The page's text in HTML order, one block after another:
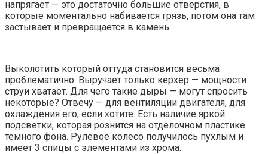
напрягает — это достаточно большие отверстия, в
которые моментально набивается грязь, потом она там
застывает и превращается в камень.
Выколотить который оттуда становится весьма
проблематично. Выручает только керхер — мощности
струи хватает. Для чего такие дыры — могут спросить
некоторые? Отвечу — для вентиляции двигателя, для
охлаждения его, если хотите. Есть наличие яркой
подсветки, которая рознится на отделочном пластике
темного фона. Рулевое колесо получилось пухлым и
имеет 3 спицы с элементами из хрома.